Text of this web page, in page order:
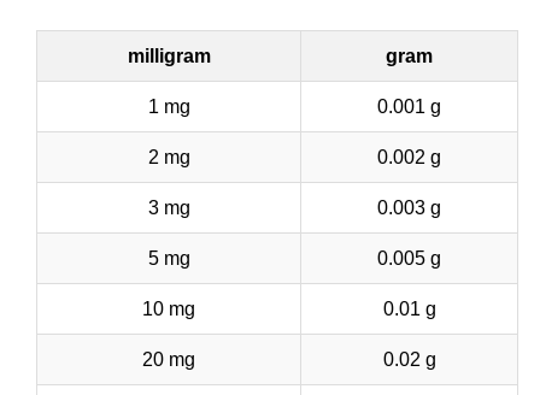
milligram gram
1 mg 0.001 g
2 mg 0.002 g
3 mg 0.003 g
5 mg 0.005 g
10 mg 0.01 g
20 mg 0.02 g